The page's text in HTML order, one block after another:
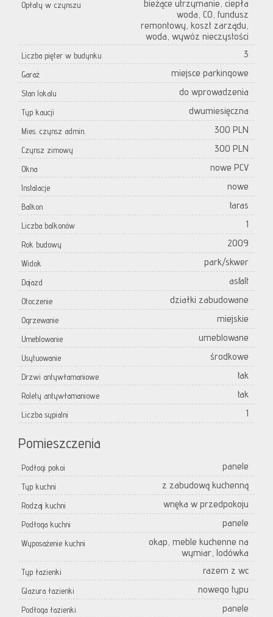
Opłaty w czynszu
bieżące utrzymanie, ciepła
woda, CO, fundusz
remontowy, koszt zarządu,
woda, wywóz nieczystości
Liczba pięter w budynku 3
Garaż miejsce parkingowe
Stan lokalu do wprowadzenia
Typ kaucji dwumiesięczna
Mies. czynsz admin. 300 PLN
Czynsz zimowy 300 PLN
Okna nowe PCV
Instalacje nowe
Balkon taras
Liczba balkonów 1
Rok budowy 2009
Widok park/skwer
Dojazd asfalt
Otoczenie działki zabudowane
Ogrzewanie miejskie
Umeblowanie umeblowane
Usytuowanie środkowe
Drzwi antywłamaniowe tak
Rolety antywłamaniowe tak
Liczba sypialni 1
Pomieszczenia
Podłogi pokoi panele
Typ kuchni z zabudową kuchenną
Rodzaj kuchni wnęka w przedpokoju
Podłoga kuchni panele
Wyposażenie kuchni
okap, meble kuchenne na
wymiar, lodówka
Typ łazienki razem z wc
Glazura łazienki nowego typu
Podłoga łazienki panele